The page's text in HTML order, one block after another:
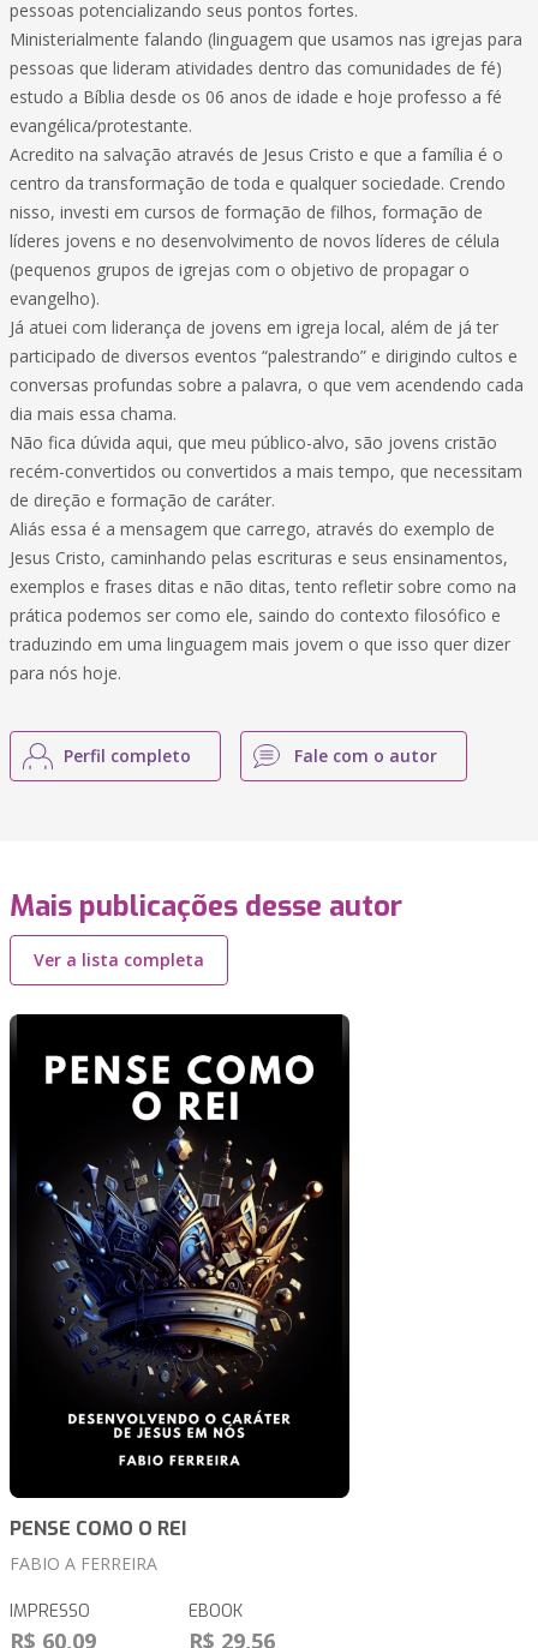
pessoas potencializando seus pontos fortes.
Ministerialmente falando (linguagem que usamos nas igrejas para
pessoas que lideram atividades dentro das comunidades de fé)
estudo a Bíblia desde os 06 anos de idade e hoje professo a fé
evangélica/protestante.
Acredito na salvação através de Jesus Cristo e que a família é o
centro da transformação de toda e qualquer sociedade. Crendo
nisso, investi em cursos de formação de filhos, formação de
líderes jovens e no desenvolvimento de novos líderes de célula
(pequenos grupos de igrejas com o objetivo de propagar o
evangelho).
Já atuei com liderança de jovens em igreja local, além de já ter
participado de diversos eventos “palestrando” e dirigindo cultos e
conversas profundas sobre a palavra, o que vem acendendo cada
dia mais essa chama.
Não fica dúvida aqui, que meu público-alvo, são jovens cristão
recém-convertidos ou convertidos a mais tempo, que necessitam
de direção e formação de caráter.
Aliás essa é a mensagem que carrego, através do exemplo de
Jesus Cristo, caminhando pelas escrituras e seus ensinamentos,
exemplos e frases ditas e não ditas, tento refletir sobre como na
prática podemos ser como ele, saindo do contexto filosófico e
traduzindo em uma linguagem mais jovem o que isso quer dizer
para nós hoje.
Perfil completo Fale com o autor
Mais publicações desse autor
Ver a lista completa
PENSE COMO O REI
FABIO A FERREIRA
IMPRESSO
R$ 60,09
EBOOK
R$ 29,56